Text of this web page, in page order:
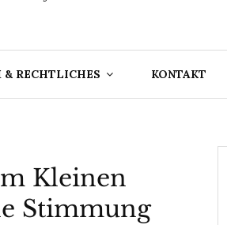
& RECHTLICHES KONTAKT
Kleinen
Stimmung